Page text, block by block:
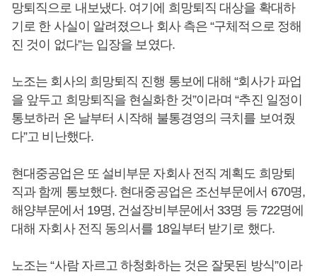
망퇴직으로 내보냈다. 여기에 희망퇴직 대상을 확대하
기로 한 사실이 알려졌으나 회사 측은 “구체적으로 정해
진 것이 없다”는 입장을 보였다.
노조는 회사의 희망퇴직 진행 통보에 대해 “회사가 파업
을 앞두고 희망퇴직을 현실화한 것”이라며 “추진 일정이
통보하러 온 날부터 시작해 불통경영의 극치를 보여줬
다”고 비난했다.
현대중공업은 또 설비부문 자회사 전직 계획도 희망퇴
직과 함께 통보했다. 현대중공업은 조선부문에서 670명,
해양부문에서 19명, 건설장비부문에서 33명 등 722명에
대해 자회사 전직 동의서를 18일부터 받기로 했다.
노조는 “사람 자르고 하청화하는 것은 잘못된 방식”이라